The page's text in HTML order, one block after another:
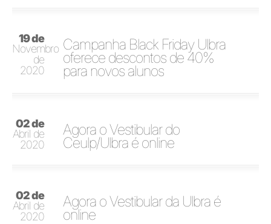
19 de
Novembro
de
2020
Campanha Black Friday Ulbra
oferece descontos de 40%
para novos alunos
02 de
Abril de
2020
Agora o Vestibular do
Ceulp/Ulbra é online
02 de
Abril de
2020
Agora o Vestibular da Ulbra é
online